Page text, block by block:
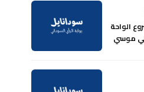
الواحة
موسي